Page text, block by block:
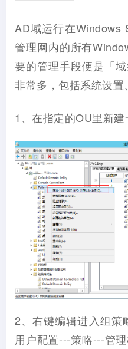
AD域运行在Windows
管理网内的所有
要的管理手段便是「
非常多，包括系统设置
1、在指定的OU里新
2、右键编辑进入组策
用户配置---策略---管